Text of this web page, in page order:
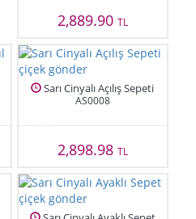
2,889.90 TL
Sarı Cinyalı Açılış Sepeti
AS0008
2,898.98 TL